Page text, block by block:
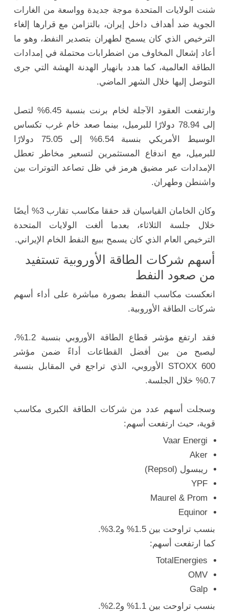
شنت الولايات المتحدة موجة جديدة وواسعة من الغارات
الجوية ضد أهداف داخل إيران، بالتزامن مع قرارها إلغاء
الترخيص الذي كان يسمح لطهران بتصدير النفط، وهو ما
أعاد إشعال المخاوف من اضطرابات محتملة في إمدادات
الطاقة العالمية، كما هدد بانهيار الهدنة الهشة التي جرى
التوصل إليها خلال الشهر الماضي.
وارتفعت العقود الآجلة لخام برنت بنسبة 6.45% لتصل
إلى 78.94 دولارًا للبرميل، بينما صعد خام غرب تكساس
الوسيط الأمريكي بنسبة 6.54% إلى 75.05 دولارًا
للبرميل، مع اندفاع المستثمرين لتسعير مخاطر تعطل
الإمدادات عبر مضيق هرمز في ظل تصاعد التوترات بين
واشنطن وطهران.
وكان الخامان القياسيان قد حققا مكاسب تقارب 3% أيضًا
خلال جلسة الثلاثاء، بعدما ألغت الولايات المتحدة
الترخيص العام الذي كان يسمح ببيع النفط الخام الإيراني.
أسهم شركات الطاقة الأوروبية تستفيد
من صعود النفط
انعكست مكاسب النفط بصورة مباشرة على أداء أسهم
شركات الطاقة الأوروبية.
فقد ارتفع مؤشر قطاع الطاقة الأوروبي بنسبة 1.2%،
ليصبح من بين أفضل القطاعات أداءً ضمن مؤشر
STOXX 600 الأوروبي، الذي تراجع في المقابل بنسبة
0.7% خلال الجلسة.
وسجلت أسهم عدد من شركات الطاقة الكبرى مكاسب
قوية، حيث ارتفعت أسهم:
Vaar Energi
Aker
ريبسول (Repsol)
YPF
Maurel & Prom
Equinor
بنسب تراوحت بين 1.5% و3.2%.
كما ارتفعت أسهم:
TotalEnergies
OMV
Galp
بنسب تراوحت بين 1.1% و2.2%.